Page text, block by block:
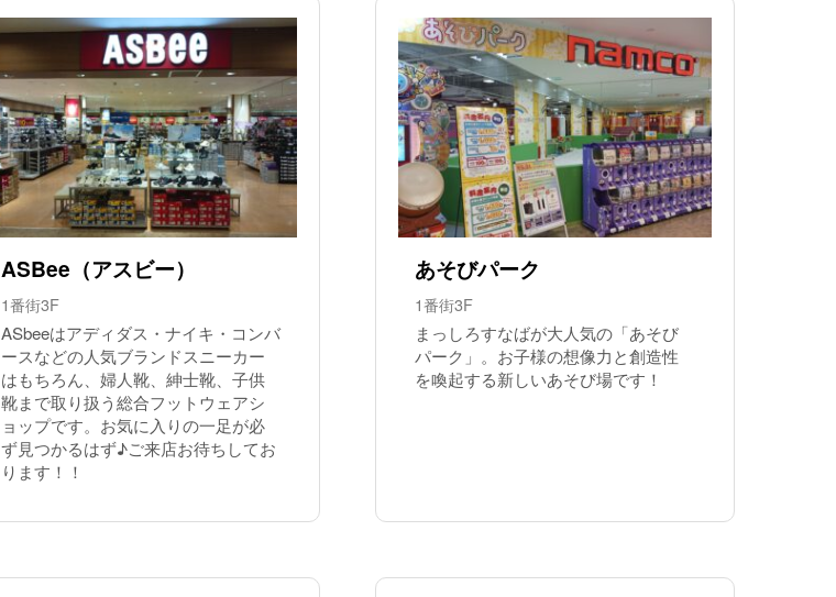
ASBee（アスビー）
1番街3F
ASbeeはアディダス・ナイキ・コンバ
ースなどの人気ブランドスニーカー
はもちろん、婦人靴、紳士靴、子供
靴まで取り扱う総合フットウェアシ
ョップです。お気に入りの一足が必
ず見つかるはず♪ご来店お待ちしてお
ります！！
あそびパーク
1番街3F
まっしろすなばが大人気の「あそび
パーク」。お子様の想像力と創造性
を喚起する新しいあそび場です！